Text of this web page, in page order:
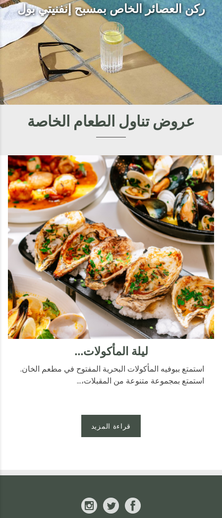
ركن العصائر الخاص بمسبح إنفنيتي بول
عروض تناول الطعام الخاصة
ليلة المأكولات...
استمتع ببوفيه المأكولات البحرية المفتوح في مطعم الخان.
استمتع بمجموعة متنوعة من المقبلات،...
قراءة المزيد